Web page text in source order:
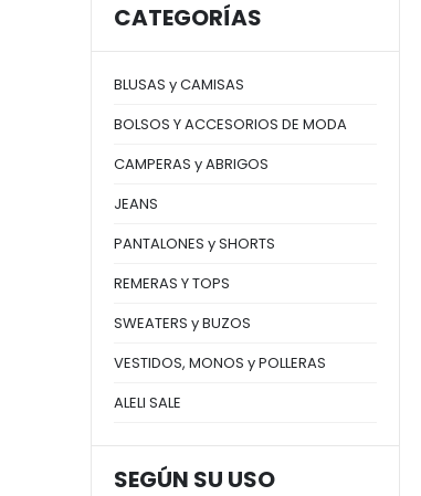
CATEGORÍAS
BLUSAS y CAMISAS
BOLSOS Y ACCESORIOS DE MODA
CAMPERAS y ABRIGOS
JEANS
PANTALONES y SHORTS
REMERAS Y TOPS
SWEATERS y BUZOS
VESTIDOS, MONOS y POLLERAS
ALELI SALE
SEGÚN SU USO